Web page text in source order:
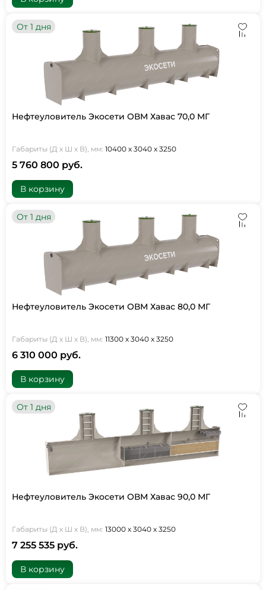
От 1 дня
Нефтеуловитель Экосети ОВМ Хавас 70,0 МГ
Габариты (Д х Ш х В), мм: 10400 х 3040 х 3250
5 760 800 руб.
В корзину
От 1 дня
Нефтеуловитель Экосети ОВМ Хавас 80,0 МГ
Габариты (Д х Ш х В), мм: 11300 х 3040 х 3250
6 310 000 руб.
В корзину
От 1 дня
Нефтеуловитель Экосети ОВМ Хавас 90,0 МГ
Габариты (Д х Ш х В), мм: 13000 х 3040 х 3250
7 255 535 руб.
В корзину